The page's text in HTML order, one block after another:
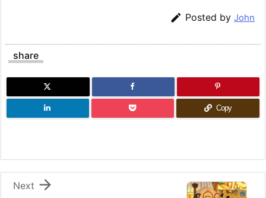
 Posted by John
share
Copy

Next